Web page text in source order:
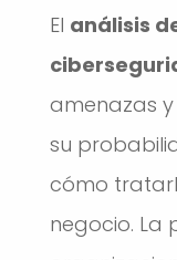
El análisis
amenazas
su
cómo
negocio. La